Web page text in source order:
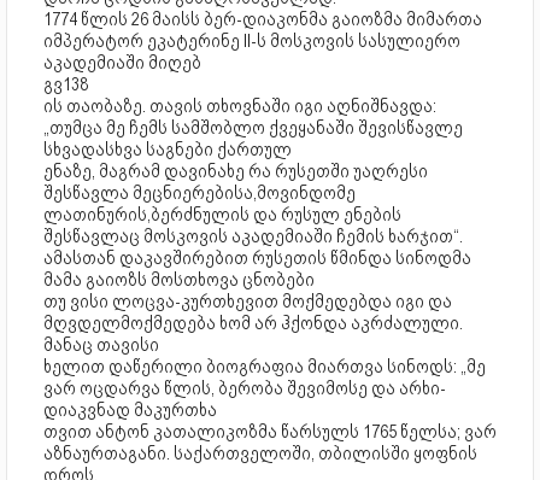
1774 წლის 26 მაისს ბერ-დიაკონმა გაიოზმა მიმართა
იმპერატორ ეკატერინე II-ს მოსკოვის სასულიერო
აკადემიაში მიღებ
გვ138
ის თაობაზე. თავის თხოვნაში იგი აღნიშნავდა:
„თუმცა მე ჩემს სამშობლო ქვეყანაში შევისწავლე
სხვადასხვა საგნები ქართულ
ენაზე, მაგრამ დავინახე რა რუსეთში უაღრესი
შესწავლა მეცნიერებისა,მოვინდომე
ლათინურის,ბერძნულის და რუსულ ენების
შესწავლაც მოსკოვის აკადემიაში ჩემის ხარჯით“.
ამასთან დაკავშირებით რუსეთის წმინდა სინოდმა
მამა გაიოზს მოსთხოვა ცნობები
თუ ვისი ლოცვა-კურთხევით მოქმედებდა იგი და
მღვდელმოქმედება ხომ არ ჰქონდა აკრძალული.
მანაც თავისი
ხელით დაწერილი ბიოგრაფია მიართვა სინოდს: „მე
ვარ ოცდარვა წლის, ბერობა შევიმოსე და არხი-
დიაკვნად მაკურთხა
თვით ანტონ კათალიკოზმა წარსულს 1765 წელსა; ვარ
აზნაურთაგანი. საქართველოში, თბილისში ყოფნის
დროს,